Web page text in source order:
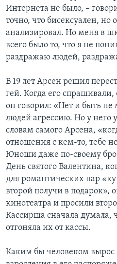
Интернета не было, –
точно, что бисексуален, но
анализировал. Но меня в
всего было то, что я не
раздражаю людей,
В 19 лет Арсен решил
гей. Когда его спрашивали,
он говорил: «Нет и быть
людей агрессию. Но у него
словам самого Арсена,
отношения с кем-то, тебе
Юноши даже по-своему
День святого Валентина,
для романтических пар
второй получи в подарок»,
кинотеатра и просили
Кассирша сначала думала,
отгоняла их от кассы.
Каким бы человеком вырос